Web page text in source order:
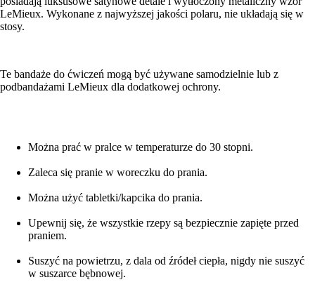
LeMieux. Wykonane z najwyższej jakości polaru, nie układają się w
stosy.
Te bandaże do ćwiczeń mogą być używane samodzielnie lub z
podbandażami LeMieux dla dodatkowej ochrony.
Można prać w pralce w temperaturze do 30 stopni.
Zaleca się pranie w woreczku do prania.
Można użyć tabletki/kapcika do prania.
Upewnij się, że wszystkie rzepy są bezpiecznie zapięte przed
praniem.
Suszyć na powietrzu, z dala od źródeł ciepła, nigdy nie suszyć
w suszarce bębnowej.